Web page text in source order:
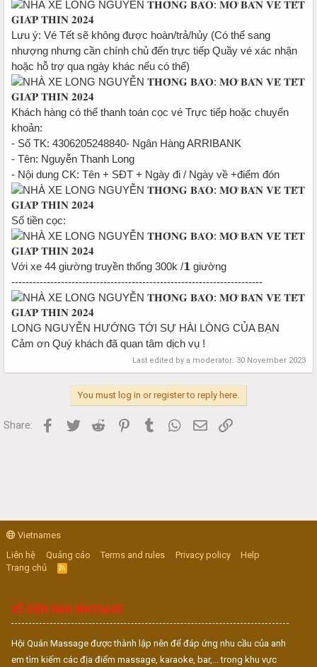
Lưu ý: Vé Tết sẽ không được hoàn/trả/hủy (Có thể sang
nhượng nhưng cần chính chủ đến trực tiếp Quầy vé xác nhận
hoặc hỗ trợ qua ngày khác nếu có thể)
Khách hàng có thể thanh toán cọc vé Trực tiếp hoặc chuyển
khoản:
- Số TK: 4306205248840- Ngân Hàng ARRIBANK
- Tên: Nguyễn Thanh Long
- Nội dung CK: Tên + SĐT + Ngày đi / Ngày về +điểm đón
Số tiền cọc:
Với xe 44 giường truyền thống 300k /𝟭 giường
-----------------------------------------------------------------------
LONG NGUYỄN HƯỚNG TỚI SỰ HÀI LÒNG CỦA BẠN
Cảm ơn Quý khách đã quan tâm dịch vụ !
Last edited by a moderator: 30 November 2023
You must log in or register to reply here.
Share: Facebook
Twitter Reddit PinterestTumblr WhatsApp
Email
Vietnames
Liên hệ
Quảng cáo Terms and rules Privacy policy
Help
Trang chủ
R
S
VỀ DIỄN ĐÀN MASSAGE
Hội Quán Massage được thành lập nên để đáp ứng nhu cầu của anh
em tìm kiếm các địa điểm massage, karaoke, bar,... trong khu vực